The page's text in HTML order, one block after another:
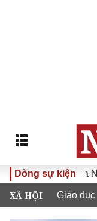
Dòng sự kiện
Đưa Nghị
XÃ HỘI Giáo dục